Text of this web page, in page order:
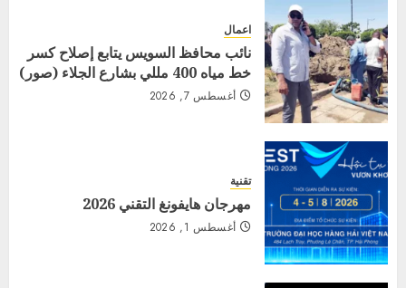
اعمال
نائب محافظ السويس يتابع إصلاح كسر
خط مياه 400 مللي بشارع الجلاء (صور)
أغسطس 7, 2026
تقنية
مهرجان هايفونغ التقني 2026
أغسطس 1, 2026